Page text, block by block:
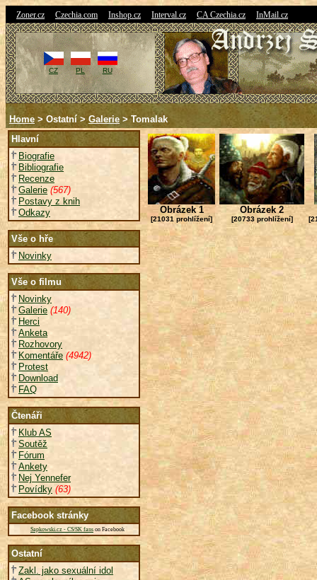
Zoner.cz Czechia.com Inshop.cz Interval.cz CA Czechia.cz InMail.cz
CZ PL RU
Home > Ostatní > Galerie > Tomalak
Hlavní
Biografie
Bibliografie
Recenze
Galerie (567)
Postavy z knih
Odkazy
Vše o hře
Novinky
Vše o filmu
Novinky
Galerie (140)
Herci
Anketa
Rozhovory
Komentáře (4942)
Protest
Download
FAQ
Čtenáři
Klub AS
Soutěž
Fórum
Ankety
Nej Yennefer
Povídky (63)
Facebook stránky
Sapkowski.cz - CS/SK fans on Facebook
Ostatní
Zakl. jako sexuální idol
Obrázek 1
[21031 prohlížení]
Obrázek 2
[20733 prohlížení]